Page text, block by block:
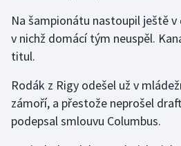
Ostatní
Na šampionátu nastoupil ještě
v nichž domácí tým neuspěl.
titul.
Rodák z Rigy odešel už v
zámoří, a přestože neprošel
podepsal smlouvu Columbus.